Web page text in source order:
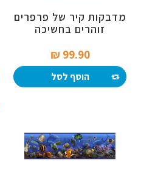
מדבקות קיר של פרפרים
זוהרים בחשיכה
99.90 ₪‎
הוסף לסל